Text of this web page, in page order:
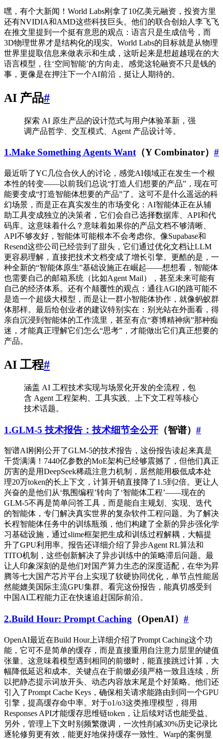
嘿，有个大新闻！World Labs刚拿了10亿美元融资，投资方里
还有NVIDIA和AMD这些科技巨头。他们的联合创始人李飞飞
在推文里提到一个挺有意思的观点：语言只是生成信号，而
3D物理世界才是结构化的现实。World Labs的目标就是从物理
世界里提取信息来做表示和生成，这听起来是想超越现在的大
语言模型，往‘空间智能’的方向走。感觉这轮融资不只是钱的
事，更像是在押注下一个AI前沿，挺让人期待的。
AI 产品#
探索 AI 原生产品的设计范式与用户体验革新，强
调产品哲学、交互模式、Agent 产品设计等。
1.Make Something Agents Want（Y Combinator） #
最近听了YC几位合伙人的讨论，感觉AI领域正在发生一个根
本性的转变——以前我们总说“打造人们想要的产品”，现在可
能要变成“打造智能体想要的产品”了。这可不是什么遥远的科
幻场景，而是正在真实发生的市场变化：AI智能体正在从辅
助工具变成独立的决策者，它们会自己选择数据库、API和代
码库。这意味着什么？意味着如果你的产品文档不够清晰、
API不够友好，智能体可能根本不会考虑你。像Supabase和
Resend这些公司已经尝到了甜头，它们通过优化文档让LLM
更容易理解，直接把技术文档变成了增长引擎。更酷的是，一
种全新的“智能体原生”基础设施正在崛起——想想看，智能体
也需要自己的邮箱系统（比如Agent Mail），甚至未来可能有
自己的经济体系。还有个颠覆性的观点：通往AGI的路可能不
是造一个超级大模型，而是让一群小智能体协作，就像蚂蚁群
体那样。最后给创业者的建议特别实在：别光站在外面看，得
亲自沉浸到智能体的工作流里，甚至有点“赛博精神病”那种痴
迷，才能真正理解它们怎么“思考”，才能做出它们真正想要的
产品。
AI 工程#
涵盖 AI 工程技术实现与场景化开发的全流程，包
含 Agent 工程架构、工具实践、上下文工程等核心
技术话题。
1.GLM-5 技术报告：技术细节全公开 （智谱） #
智谱AI刚刚公开了GLM-5的技术报告，这份报告读起来真是
干货满满！7440亿参数的MoE架构已经够震撼了，但他们真正
厉害的是用DeepSeek稀疏注意力机制，居然能用极低成本处
理20万token的长上下文，计算开销直接降了1.5到2倍。更让人
兴奋的是他们从‘氛围编程’转向了‘智能体工程’——现在的
GLM-5不再是简单问答工具，而是能自主规划、实现、迭代
的智能体，专门解决真实世界的复杂软件工程问题。为了解决
长程智能体任务中的训练瓶颈，他们构建了全新的异步强化学
习基础设施，通过slime框架把生成和训练过程解耦，大幅提
升了GPU利用率。报告还详细介绍了异步Agent RL算法和
TITO机制，这些创新解决了异步训练中的策略滞后问题。最
让人印象深刻的是他们对国产算力生态的深度适配，在华为昇
腾等七大国产芯片平台上实现了软硬协同优化，单节点性能居
然能媲美国际主流GPU集群。看完这份报告，能真切感受到
中国AI工程能力正在快速追赶国际前沿。
2.Build Hour: Prompt Caching （OpenAI） #
OpenAI最近在Build Hour上详细介绍了Prompt Caching这个功
能，它可不是简单的缓存，而是直接重用自注意力层里的键值
张量。这意味着模型遇到相同的前缀时，能直接跳过计算，大
幅降低延迟和成本。关键点在于前缀必须严格一致且连续，所
以把静态提示词放开头、动态内容放末尾是个好策略。他们还
引入了Prompt Cache Keys，确保相关请求能路由到同一个GPU
引擎，提高缓存命中率。对于o1/o3这类推理模型，得用
Responses API才能缓存思维链token，让后续对话也能受益。
另外，管理上下文时别频繁微调，一次性削减30%历史记录比
逐轮修剪更有效，能更好地保持缓存一致性。Warp的案例显